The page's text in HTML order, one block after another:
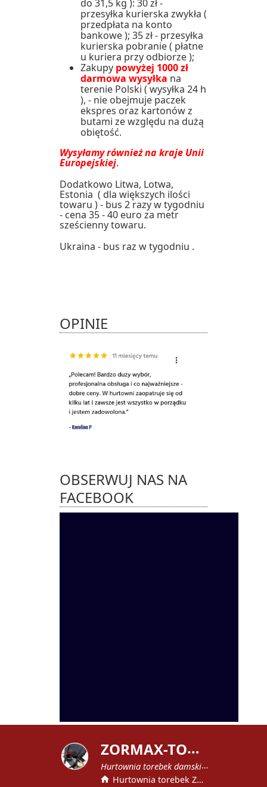
do 31,5 kg ): 30 zł -
przesyłka kurierska zwykła (
przedpłata na konto
bankowe ); 35 zł - przesyłka
kurierska pobranie ( płatne
u kuriera przy odbiorze );
Zakupy powyżej 1000 zł
darmowa wysyłka na
terenie Polski ( wysyłka 24 h
), - nie obejmuje paczek
ekspres oraz kartonów z
butami ze względu na dużą
obiętość.
Wysyłamy również na kraje Unii
Europejskiej.
Dodatkowo Litwa, Lotwa,
Estonia ( dla większych ilości
towaru ) - bus 2 razy w tygodniu
- cena 35 - 40 euro za metr
sześcienny towaru.
Ukraina - bus raz w tygodniu .
OPINIE
OBSERWUJ NAS NA
FACEBOOK
Z
ORMAX-TOREBKI
Hurtownia torebek damskich
Hurtownia torebek ZORMAX